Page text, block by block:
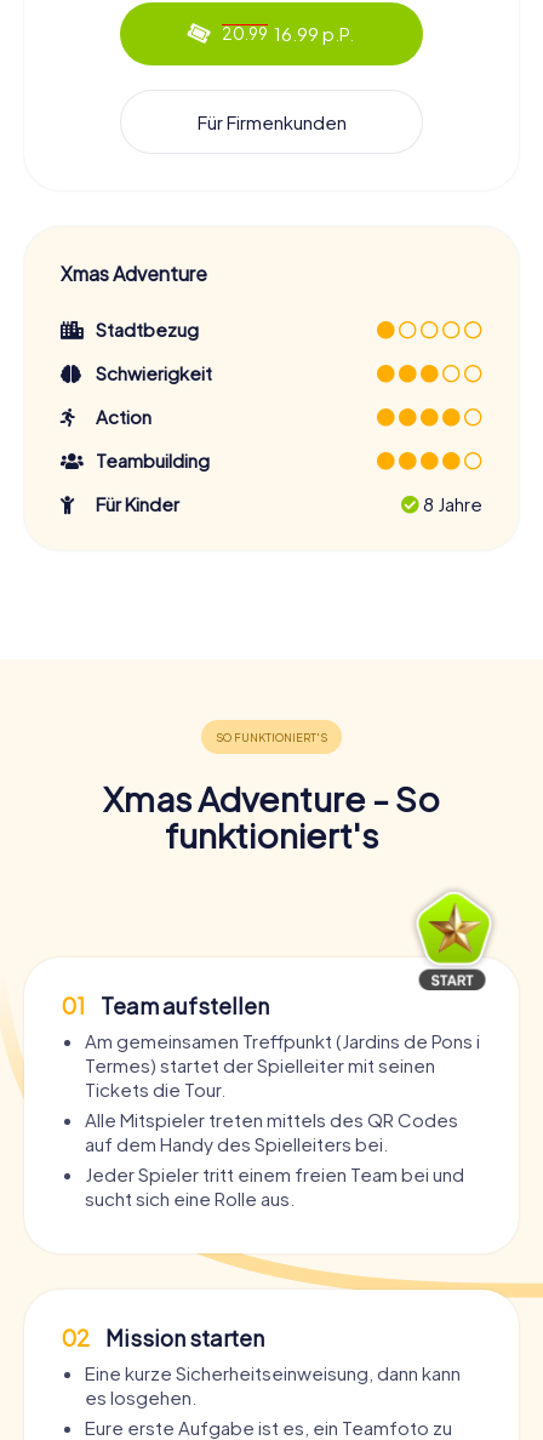
20.99 16.99 p.P.
Für Firmenkunden
Xmas Adventure
Stadtbezug
Schwierigkeit
Action
Teambuilding
Für Kinder
8 Jahre
Xmas Adventure - So
funktioniert's
01 Team aufstellen
Am gemeinsamen Treffpunkt (Jardins de Pons i
Termes) startet der Spielleiter mit seinen
Tickets die Tour.
Alle Mitspieler treten mittels des QR Codes
auf dem Handy des Spielleiters bei.
Jeder Spieler tritt einem freien Team bei und
sucht sich eine Rolle aus.
02 Mission starten
Eine kurze Sicherheitseinweisung, dann kann
es losgehen.
Eure erste Aufgabe ist es, ein Teamfoto zu